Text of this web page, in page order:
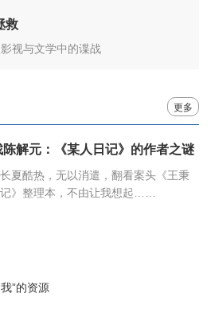
救
视与文学中的谍战
更多
陈解元：《某人日记》的作者之谜
长夏酷热，无以消遣，翻看案头《王秉
》整理本，不由让我想起……
”的资源